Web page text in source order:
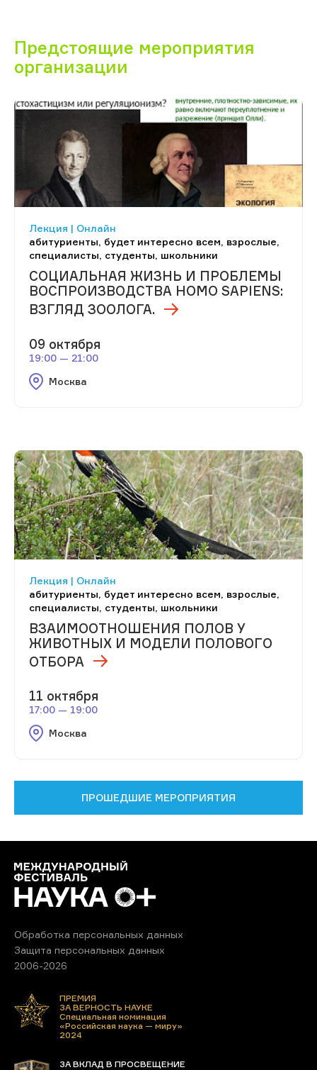
Предстоящие мероприятия
организации
Лекция | Онлайн
абитуриенты, будет интересно всем, взрослые,
специалисты, студенты, школьники
СОЦИАЛЬНАЯ ЖИЗНЬ И ПРОБЛЕМЫ
ВОСПРОИЗВОДСТВА HOMO SAPIENS:
ВЗГЛЯД ЗООЛОГА.
09 октября
19:00 — 21:00
Москва
Лекция | Онлайн
абитуриенты, будет интересно всем, взрослые,
специалисты, студенты, школьники
ВЗАИМООТНОШЕНИЯ ПОЛОВ У
ЖИВОТНЫХ И МОДЕЛИ ПОЛОВОГО
ОТБОРА
11 октября
17:00 — 19:00
Москва
ПРОШЕДШИЕ МЕРОПРИЯТИЯ
Обработка персональных данных
Защита персональных данных
2006-2026
ПРЕМИЯ
ЗА ВЕРНОСТЬ НАУКЕ
Специальная номинация
«Российская наука — миру»
2024
ЗА ВКЛАД В ПРОСВЕЩЕНИЕ